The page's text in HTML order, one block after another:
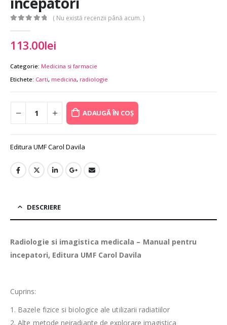
( Nu există recenzii până acum. )
113.00lei
Categorie: Medicina si farmacie
Etichete: Carti, medicina, radiologie
ADAUGĂ ÎN COȘ
Editura UMF Carol Davila
DESCRIERE
Radiologie si imagistica medicala – Manual pentru
incepatori, Editura UMF Carol Davila
Cuprins:
1. Bazele fizice si biologice ale utilizarii radiatiilor
2. Alte metode neiradiante de explorare imagistica